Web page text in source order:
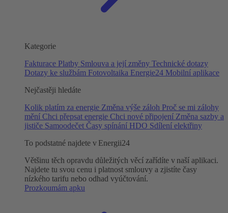
Kategorie
Fakturace Platby Smlouva a její změny Technické dotazy
Dotazy ke službám Fotovoltaika Energie24 Mobilní aplikace
Nejčastěji hledáte
Kolik platím za energie Změna výše záloh Proč se mi zálohy
mění Chci přepsat energie Chci nové připojení Změna sazby a
jističe Samoodečet Časy spínání HDO Sdílení elektřiny
To podstatné najdete v Energii24
Většinu těch opravdu důležitých věcí zařídíte v naší aplikaci.
Najdete tu svou cenu i platnost smlouvy a zjistíte časy
nízkého tarifu nebo odhad vyúčtování.
Prozkoumám apku